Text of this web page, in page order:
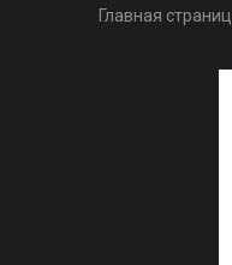
Главная